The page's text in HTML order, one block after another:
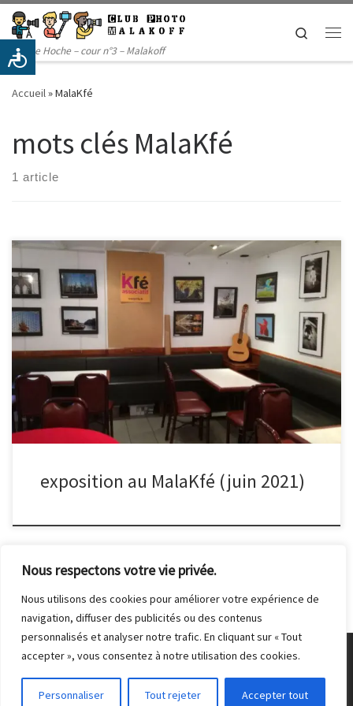
Nous respectons votre vie privée.
Nous utilisons des cookies pour améliorer votre expérience de
navigation, diffuser des publicités ou des contenus
personnalisés et analyser notre trafic. En cliquant sur « Tout
accepter », vous consentez à notre utilisation des cookies.
Personnaliser Tout rejeter Accepter tout
Passer au contenu
14 rue Hoche – cour n°3 – Malakoff
Search
Accueil»MalaKfé
mots clés MalaKfé
1 article
exposition au MalaKfé (juin 2021)
© 2026Club Photo de Malakoff– Tous droits réservés